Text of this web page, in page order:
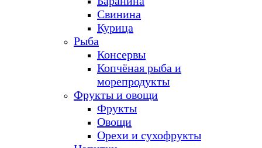
Свинина
Курица
Рыба
Консервы
Копчёная рыба и
морепродукты
Фрукты и овощи
Фрукты
Овощи
Орехи и сухофрукты